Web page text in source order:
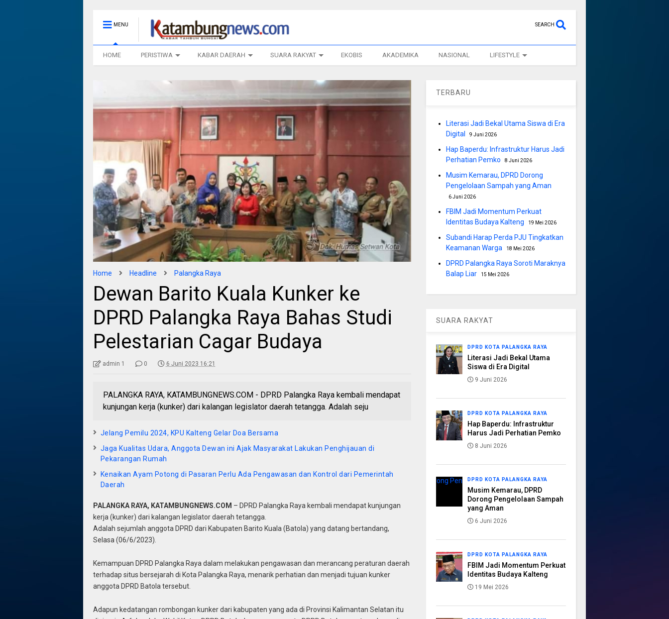
MENU SEARCH
HOME PERISTIWA KABAR DAERAH SUARA RAKYAT EKOBIS AKADEMIKA NASIONAL LIFESTYLE
Home Headline Palangka Raya
Dewan Barito Kuala Kunker ke
DPRD Palangka Raya Bahas Studi
Pelestarian Cagar Budaya
admin 1 0 6 Juni 2023 16:21
PALANGKA RAYA, KATAMBUNGNEWS.COM - DPRD Palangka Raya kembali mendapat
kunjungan kerja (kunker) dari kalangan legislator daerah tetangga. Adalah seju
Jelang Pemilu 2024, KPU Kalteng Gelar Doa Bersama
Jaga Kualitas Udara, Anggota Dewan ini Ajak Masyarakat Lakukan Penghijauan di
Pekarangan Rumah
Kenaikan Ayam Potong di Pasaran Perlu Ada Pengawasan dan Kontrol dari Pemerintah
Daerah
PALANGKA RAYA, KATAMBUNGNEWS.COM – DPRD Palangka Raya kembali mendapat kunjungan
kerja (kunker) dari kalangan legislator daerah tetangga.
Adalah sejumlah anggota DPRD dari Kabupaten Barito Kuala (Batola) yang datang bertandang,
Selasa (06/6/2023).
Kemampuan DPRD Palangka Raya dalam melakukan pengawasan dan merancang peraturan daerah
terhadap situs bersejarah di Kota Palangka Raya, menarik perhatian dan menjadi tujuan kunker
anggota DPRD Batola tersebut.
Adapun kedatangan rombongan kunker dari kabupaten yang ada di Provinsi Kalimantan Selatan itu
TERBARU
Literasi Jadi Bekal Utama Siswa di Era
Digital
9 Juni 2026
Hap Baperdu: Infrastruktur Harus Jadi
Perhatian Pemko
8 Juni 2026
Musim Kemarau, DPRD Dorong
Pengelolaan Sampah yang Aman
6 Juni 2026
FBIM Jadi Momentum Perkuat
Identitas Budaya Kalteng
19 Mei 2026
Subandi Harap Perda PJU Tingkatkan
Keamanan Warga
18 Mei 2026
DPRD Palangka Raya Soroti Maraknya
Balap Liar
15 Mei 2026
SUARA RAKYAT
DPRD KOTA PALANGKA RAYA
Literasi Jadi Bekal Utama
Siswa di Era Digital
9 Juni 2026
DPRD KOTA PALANGKA RAYA
Hap Baperdu: Infrastruktur
Harus Jadi Perhatian Pemko
8 Juni 2026
DPRD KOTA PALANGKA RAYA
Musim Kemarau, DPRD
Dorong Pengelolaan Sampah
yang Aman
6 Juni 2026
DPRD KOTA PALANGKA RAYA
FBIM Jadi Momentum Perkuat
Identitas Budaya Kalteng
19 Mei 2026